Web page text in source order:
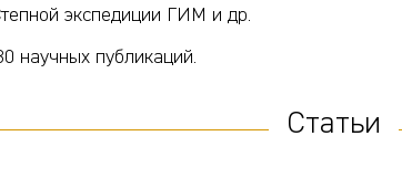
экспедиции ГИМ и др.
научных публикаций.
Статьи